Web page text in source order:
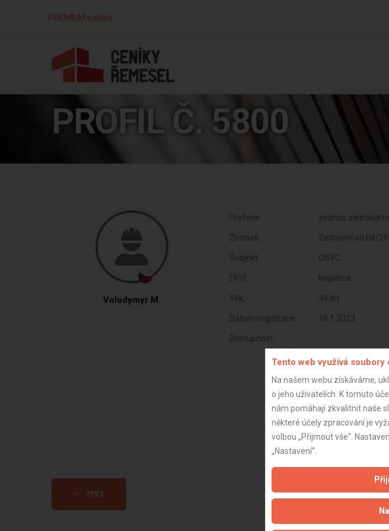
PREMIUM balíčky
PROFIL Č. 5800
Volodymyr M.
Profese: zedníci,
Živnosti: Zednictví od 04/
Subjekt: OSVČ
DPH: Neplátce
Věk: 34 let
Datum registrace: 18.1.2023
Dostupnost:
ZPĚT
Tento web využívá soubory
Na našem webu získáváme,
o jeho uživatelích. K tomuto
nám pomáhají zkvalitnit naše
některé účely zpracování je
volbou „Přijmout vše“.
„Nastavení“.